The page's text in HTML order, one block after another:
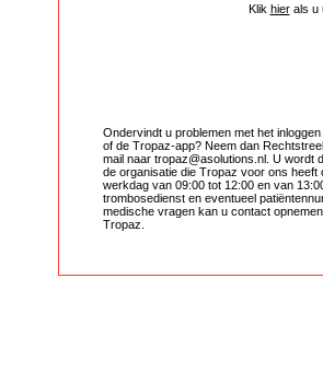
Klik hierals u
Ondervindt u problemen met het
of de Tropaz-app? Neem dan
mail naar tropaz@asolutions.nl. U wordt
de organisatie die Tropaz voor ons
werkdag van 09:00 tot 12:00 en van
trombosedienst en eventueel
medische vragen kan u contact
Tropaz.